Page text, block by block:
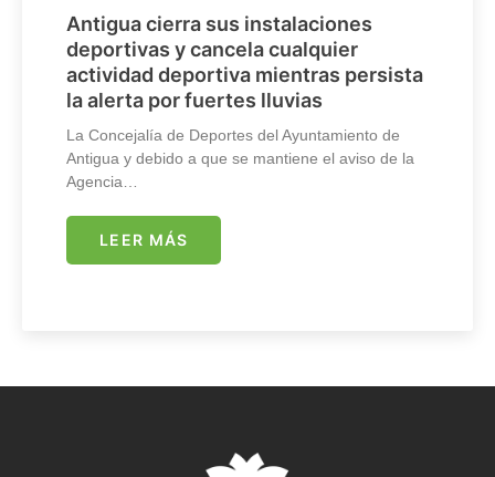
Antigua cierra sus instalaciones
deportivas y cancela cualquier
actividad deportiva mientras persista
la alerta por fuertes lluvias
La Concejalía de Deportes del Ayuntamiento de
Antigua y debido a que se mantiene el aviso de la
Agencia…
LEER MÁS